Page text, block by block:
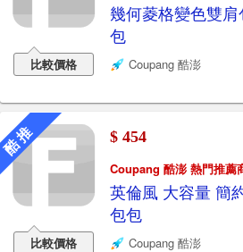
比較價格
幾何菱格變色雙
包
Coupang 酷澎
推
比較價格
$ 454
Coupang 酷澎 熱門推薦
英倫風 大容量 簡
包包
Coupang 酷澎